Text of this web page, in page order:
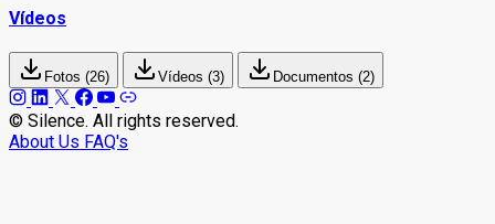
Vídeos
Fotos (26) Vídeos (3) Documentos (2)
© Silence. All rights reserved.
About Us FAQ's